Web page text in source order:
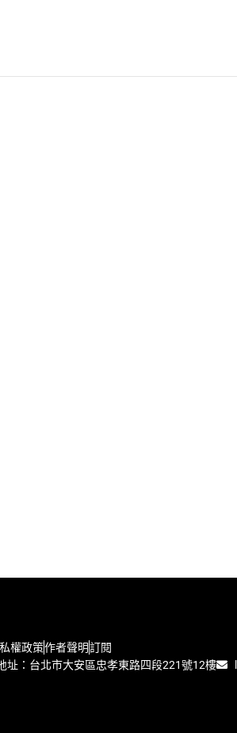
權政策作者聲明訂閱
址：台北市大安區忠孝東路四段221號12樓